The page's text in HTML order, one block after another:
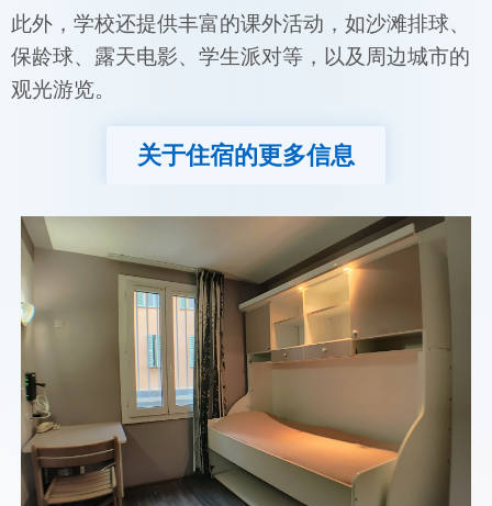
此外，学校还提供丰富的课外活动，如沙滩排球、
保龄球、露天电影、学生派对等，以及周边城市的
观光游览。
关于住宿的更多信息